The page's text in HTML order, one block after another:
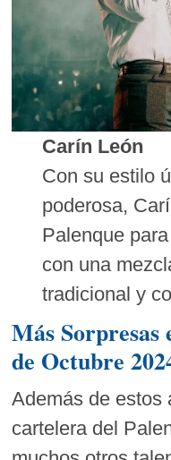
Carín León
Con su estilo
poderosa,
Palenque
con una
tradicional y
Más Sorpresas
de Octubre
Además de estos
cartelera del